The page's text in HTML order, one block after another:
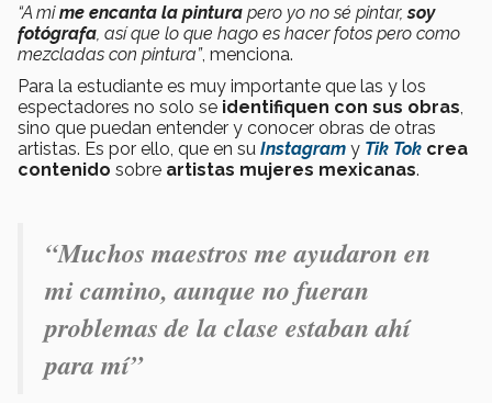
“A mime encanta la pintura pero yo no sé pintar,soy
fotógrafa, así que lo que hago es hacer fotos pero como
mezcladas con pintura”, menciona.
Para la estudiante es muy importante que las y los
espectadores no solo se identifiquen con sus obras,
sino que puedan entender y conocer obras de otras
artistas. Es por ello, que en su Instagram y Tik Tok crea
contenido sobre artistas mujeres mexicanas.
“Muchos maestros me ayudaron en
mi camino, aunque no fueran
problemas de la clase estaban ahí
para mí”